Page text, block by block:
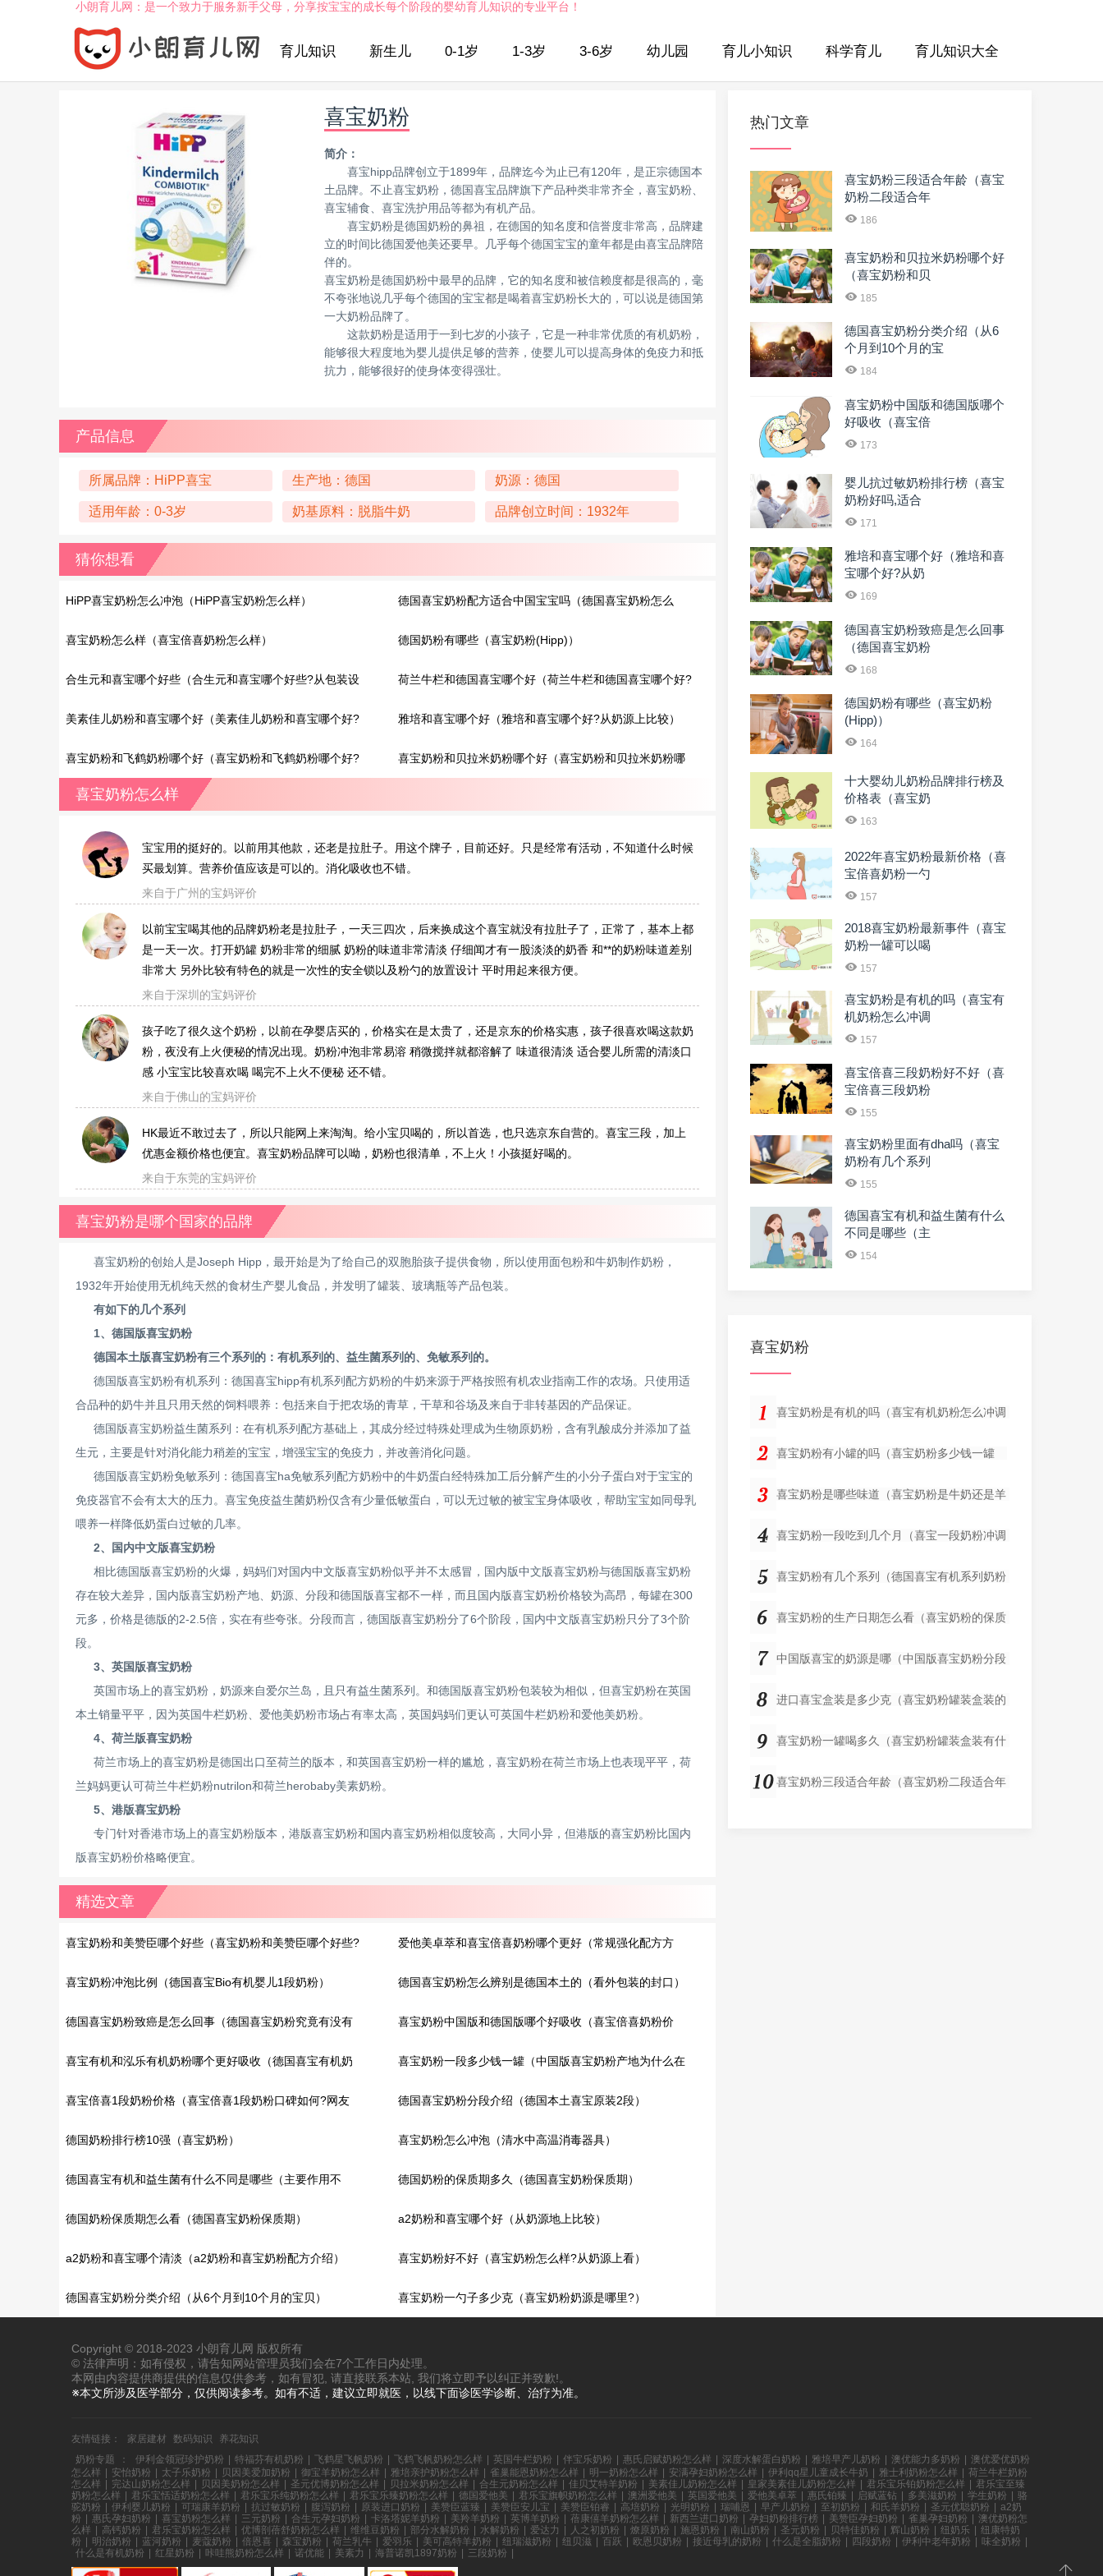
小朗育儿网：是一个致力于服务新手父母，分享按宝宝的成长每个阶段的婴幼育儿知识的专业平台！
育儿知识 新生儿 0-1岁 1-3岁 3-6岁 幼儿园 育儿小知识 科学育儿 育儿知识大全
喜宝奶粉
简介：
喜宝hipp品牌创立于1899年，品牌迄今为止已有120年，是正宗德国本
土品牌。不止喜宝奶粉，德国喜宝品牌旗下产品种类非常齐全，喜宝奶粉、
喜宝辅食、喜宝洗护用品等都为有机产品。
喜宝奶粉是德国奶粉的鼻祖，在德国的知名度和信誉度非常高，品牌建
立的时间比德国爱他美还要早。几乎每个德国宝宝的童年都是由喜宝品牌陪
伴的。
喜宝奶粉是德国奶粉中最早的品牌，它的知名度和被信赖度都是很高的，毫
不夸张地说几乎每个德国的宝宝都是喝着喜宝奶粉长大的，可以说是德国第
一大奶粉品牌了。
这款奶粉是适用于一到七岁的小孩子，它是一种非常优质的有机奶粉，
能够很大程度地为婴儿提供足够的营养，使婴儿可以提高身体的免疫力和抵
抗力，能够很好的使身体变得强壮。
产品信息
所属品牌：HiPP喜宝 生产地：德国 奶源：德国
适用年龄：0-3岁 奶基原料：脱脂牛奶 品牌创立时间：1932年
猜你想看
HiPP喜宝奶粉怎么冲泡（HiPP喜宝奶粉怎么样） 德国喜宝奶粉配方适合中国宝宝吗（德国喜宝奶粉怎么
样）
喜宝奶粉怎么样（喜宝倍喜奶粉怎么样） 德国奶粉有哪些（喜宝奶粉(Hipp)）
合生元和喜宝哪个好些（合生元和喜宝哪个好些?从包装设
计上比较）
荷兰牛栏和德国喜宝哪个好（荷兰牛栏和德国喜宝哪个好?
从奶源上比较）
美素佳儿奶粉和喜宝哪个好（美素佳儿奶粉和喜宝哪个好?
从奶源地上比较）
雅培和喜宝哪个好（雅培和喜宝哪个好?从奶源上比较）
喜宝奶粉和飞鹤奶粉哪个好（喜宝奶粉和飞鹤奶粉哪个好?
从奶源地上看）
喜宝奶粉和贝拉米奶粉哪个好（喜宝奶粉和贝拉米奶粉哪
喜宝奶粉怎么样
宝宝用的挺好的。以前用其他款，还老是拉肚子。用这个牌子，目前还好。只是经常有活动，不知道什么时候
买最划算。营养价值应该是可以的。消化吸收也不错。
来自于广州的宝妈评价
以前宝宝喝其他的品牌奶粉老是拉肚子，一天三四次，后来换成这个喜宝就没有拉肚子了，正常了，基本上都
是一天一次。打开奶罐 奶粉非常的细腻 奶粉的味道非常清淡 仔细闻才有一股淡淡的奶香 和**的奶粉味道差别
非常大 另外比较有特色的就是一次性的安全锁以及粉勺的放置设计 平时用起来很方便。
来自于深圳的宝妈评价
孩子吃了很久这个奶粉，以前在孕婴店买的，价格实在是太贵了，还是京东的价格实惠，孩子很喜欢喝这款奶
粉，夜没有上火便秘的情况出现。奶粉冲泡非常易溶 稍微搅拌就都溶解了 味道很清淡 适合婴儿所需的清淡口
感 小宝宝比较喜欢喝 喝完不上火不便秘 还不错。
来自于佛山的宝妈评价
HK最近不敢过去了，所以只能网上来淘淘。给小宝贝喝的，所以首选，也只选京东自营的。喜宝三段，加上
优惠金额价格也便宜。喜宝奶粉品牌可以呦，奶粉也很清单，不上火！小孩挺好喝的。
来自于东莞的宝妈评价
喜宝奶粉是哪个国家的品牌
喜宝奶粉的创始人是Joseph Hipp，最开始是为了给自己的双胞胎孩子提供食物，所以使用面包粉和牛奶制作奶粉，
1932年开始使用无机纯天然的食材生产婴儿食品，并发明了罐装、玻璃瓶等产品包装。
有如下的几个系列
1、德国版喜宝奶粉
德国本土版喜宝奶粉有三个系列的：有机系列的、益生菌系列的、免敏系列的。
德国版喜宝奶粉有机系列：德国喜宝hipp有机系列配方奶粉的牛奶来源于严格按照有机农业指南工作的农场。只使用适
合品种的奶牛并且只用天然的饲料喂养：包括来自于把农场的青草，干草和谷场及来自于非转基因的产品保证。
德国版喜宝奶粉益生菌系列：在有机系列配方基础上，其成分经过特殊处理成为生物原奶粉，含有乳酸成分并添加了益
生元，主要是针对消化能力稍差的宝宝，增强宝宝的免疫力，并改善消化问题。
德国版喜宝奶粉免敏系列：德国喜宝ha免敏系列配方奶粉中的牛奶蛋白经特殊加工后分解产生的小分子蛋白对于宝宝的
免疫器官不会有太大的压力。喜宝免疫益生菌奶粉仅含有少量低敏蛋白，可以无过敏的被宝宝身体吸收，帮助宝宝如同母乳
喂养一样降低奶蛋白过敏的几率。
2、国内中文版喜宝奶粉
相比德国版喜宝奶粉的火爆，妈妈们对国内中文版喜宝奶粉似乎并不太感冒，国内版中文版喜宝奶粉与德国版喜宝奶粉
存在较大差异，国内版喜宝奶粉产地、奶源、分段和德国版喜宝都不一样，而且国内版喜宝奶粉价格较为高昂，每罐在300
元多，价格是德版的2-2.5倍，实在有些夸张。分段而言，德国版喜宝奶粉分了6个阶段，国内中文版喜宝奶粉只分了3个阶
段。
3、英国版喜宝奶粉
英国市场上的喜宝奶粉，奶源来自爱尔兰岛，且只有益生菌系列。和德国版喜宝奶粉包装较为相似，但喜宝奶粉在英国
本土销量平平，因为英国牛栏奶粉、爱他美奶粉市场占有率太高，英国妈妈们更认可英国牛栏奶粉和爱他美奶粉。
4、荷兰版喜宝奶粉
荷兰市场上的喜宝奶粉是德国出口至荷兰的版本，和英国喜宝奶粉一样的尴尬，喜宝奶粉在荷兰市场上也表现平平，荷
兰妈妈更认可荷兰牛栏奶粉nutrilon和荷兰herobaby美素奶粉。
5、港版喜宝奶粉
专门针对香港市场上的喜宝奶粉版本，港版喜宝奶粉和国内喜宝奶粉相似度较高，大同小异，但港版的喜宝奶粉比国内
版喜宝奶粉价格略便宜。
精选文章
喜宝奶粉和美赞臣哪个好些（喜宝奶粉和美赞臣哪个好些?
从奶源地上看）
爱他美卓萃和喜宝倍喜奶粉哪个更好（常规强化配方方
面）
喜宝奶粉冲泡比例（德国喜宝Bio有机婴儿1段奶粉） 德国喜宝奶粉怎么辨别是德国本土的（看外包装的封口）
德国喜宝奶粉致癌是怎么回事（德国喜宝奶粉究竟有没有
问题?）
喜宝奶粉中国版和德国版哪个好吸收（喜宝倍喜奶粉价
格）
喜宝有机和泓乐有机奶粉哪个更好吸收（德国喜宝有机奶
粉里有DHA吗?）
喜宝奶粉一段多少钱一罐（中国版喜宝奶粉产地为什么在
法国?）
喜宝倍喜1段奶粉价格（喜宝倍喜1段奶粉口碑如何?网友
评价）
德国喜宝奶粉分段介绍（德国本土喜宝原装2段）
德国奶粉排行榜10强（喜宝奶粉） 喜宝奶粉怎么冲泡（清水中高温消毒器具）
德国喜宝有机和益生菌有什么不同是哪些（主要作用不
同）
德国奶粉的保质期多久（德国喜宝奶粉保质期）
德国奶粉保质期怎么看（德国喜宝奶粉保质期） a2奶粉和喜宝哪个好（从奶源地上比较）
a2奶粉和喜宝哪个清淡（a2奶粉和喜宝奶粉配方介绍） 喜宝奶粉好不好（喜宝奶粉怎么样?从奶源上看）
德国喜宝奶粉分类介绍（从6个月到10个月的宝贝） 喜宝奶粉一勺子多少克（喜宝奶粉奶源是哪里?）
热门文章
喜宝奶粉三段适合年龄（喜宝
奶粉二段适合年
186
喜宝奶粉和贝拉米奶粉哪个好
（喜宝奶粉和贝
185
德国喜宝奶粉分类介绍（从6
个月到10个月的宝
184
喜宝奶粉中国版和德国版哪个
好吸收（喜宝倍
173
婴儿抗过敏奶粉排行榜（喜宝
奶粉好吗,适合
171
雅培和喜宝哪个好（雅培和喜
宝哪个好?从奶
169
德国喜宝奶粉致癌是怎么回事
（德国喜宝奶粉
168
德国奶粉有哪些（喜宝奶粉
(Hipp)）
164
十大婴幼儿奶粉品牌排行榜及
价格表（喜宝奶
163
2022年喜宝奶粉最新价格（喜
宝倍喜奶粉一勺
157
2018喜宝奶粉最新事件（喜宝
奶粉一罐可以喝
157
喜宝奶粉是有机的吗（喜宝有
机奶粉怎么冲调
157
喜宝倍喜三段奶粉好不好（喜
宝倍喜三段奶粉
155
喜宝奶粉里面有dha吗（喜宝
奶粉有几个系列
155
德国喜宝有机和益生菌有什么
不同是哪些（主
154
喜宝奶粉
喜宝奶粉是有机的吗（喜宝有机奶粉怎么冲调
喜宝奶粉有小罐的吗（喜宝奶粉多少钱一罐
喜宝奶粉是哪些味道（喜宝奶粉是牛奶还是羊
喜宝奶粉一段吃到几个月（喜宝一段奶粉冲调
喜宝奶粉有几个系列（德国喜宝有机系列奶粉
喜宝奶粉的生产日期怎么看（喜宝奶粉的保质
中国版喜宝的奶源是哪（中国版喜宝奶粉分段
进口喜宝盒装是多少克（喜宝奶粉罐装盒装的
喜宝奶粉一罐喝多久（喜宝奶粉罐装盒装有什
喜宝奶粉三段适合年龄（喜宝奶粉二段适合年
Copyright © 2018-2023 小朗育儿网 版权所有
© 法律声明：如有侵权，请告知网站管理员我们会在7个工作日内处理。
本网由内容提供商提供的信息仅供参考，如有冒犯, 请直接联系本站, 我们将立即予以纠正并致歉!。
※本文所涉及医学部分，仅供阅读参考。如有不适，建议立即就医，以线下面诊医学诊断、治疗为准。
友情链接： 家居建材 数码知识
养花知识
奶粉专题
： 伊利金领冠珍护奶粉 特福芬有机奶粉 飞鹤星飞帆奶粉 飞鹤飞帆奶粉怎么样 英国牛栏奶粉 伴宝乐奶粉 惠氏启赋奶粉怎么样 深度水解蛋白奶粉 雅培早产儿奶粉 澳优能力多奶粉
澳优爱优奶粉
怎么样
安怡奶粉 太子乐奶粉 贝因美爱加奶粉 御宝羊奶粉怎么样 雅培亲护奶粉怎么样 雀巢能恩奶粉怎么样 明一奶粉怎么样 安满孕妇奶粉怎么样 伊利qq星儿童成长牛奶 雅士利奶粉怎么样
荷兰牛栏奶粉
怎么样
完达山奶粉怎么样 贝因美奶粉怎么样 圣元优博奶粉怎么样 贝拉米奶粉怎么样 合生元奶粉怎么样 佳贝艾特羊奶粉 美素佳儿奶粉怎么样 皇家美素佳儿奶粉怎么样 君乐宝乐铂奶粉怎么样
君乐宝至臻
奶粉怎么样
君乐宝恬适奶粉怎么样 君乐宝乐纯奶粉怎么样 君乐宝乐臻奶粉怎么样 德国爱他美 君乐宝旗帜奶粉怎么样 澳洲爱他美 英国爱他美 爱他美卓萃 惠氏铂臻 启赋蓝钻 多美滋奶粉 学生奶粉
骆
驼奶粉
伊利婴儿奶粉 可瑞康羊奶粉 抗过敏奶粉 腹泻奶粉 原装进口奶粉 美赞臣蓝臻 美赞臣安儿宝 美赞臣铂睿 高培奶粉 光明奶粉 瑞哺恩 早产儿奶粉 至初奶粉 和氏羊奶粉 圣元优聪奶粉
a2奶
粉
惠氏孕妇奶粉 喜宝奶粉怎么样 三元奶粉 合生元孕妇奶粉 卡洛塔妮羊奶粉 美羚羊奶粉 英博羊奶粉 蓓康僖羊奶粉怎么样 新西兰进口奶粉 孕妇奶粉排行榜 美赞臣孕妇奶粉 雀巢孕妇奶粉
澳优奶粉怎
么样
高钙奶粉 君乐宝奶粉怎么样 优博剖蓓舒奶粉怎么样 维维豆奶粉 部分水解奶粉 水解奶粉 爱达力 人之初奶粉 燎原奶粉 施恩奶粉 南山奶粉 圣元奶粉 贝特佳奶粉 辉山奶粉 纽奶乐
纽康特奶
粉
明治奶粉 蓝河奶粉 麦蔻奶粉 倍恩喜 森宝奶粉 荷兰乳牛 爱羽乐 美可高特羊奶粉 纽瑞滋奶粉 纽贝滋 百跃 欧恩贝奶粉 接近母乳的奶粉 什么是全脂奶粉 四段奶粉 伊利中老年奶粉 味全奶粉
什么是有机奶粉
红星奶粉 咔哇熊奶粉怎么样 诺优能 美素力 海普诺凯1897奶粉 三段奶粉